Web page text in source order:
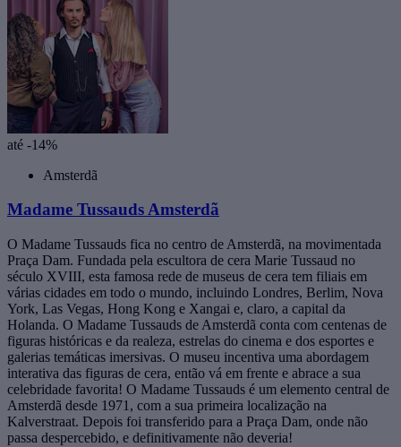
até -14%
Amsterdã
Madame Tussauds Amsterdã
O Madame Tussauds fica no centro de Amsterdã, na movimentada
Praça Dam. Fundada pela escultora de cera Marie Tussaud no
século XVIII, esta famosa rede de museus de cera tem filiais em
várias cidades em todo o mundo, incluindo Londres, Berlim, Nova
York, Las Vegas, Hong Kong e Xangai e, claro, a capital da
Holanda. O Madame Tussauds de Amsterdã conta com centenas de
figuras históricas e da realeza, estrelas do cinema e dos esportes e
galerias temáticas imersivas. O museu incentiva uma abordagem
interativa das figuras de cera, então vá em frente e abrace a sua
celebridade favorita! O Madame Tussauds é um elemento central de
Amsterdã desde 1971, com a sua primeira localização na
Kalverstraat. Depois foi transferido para a Praça Dam, onde não
passa despercebido, e definitivamente não deveria!